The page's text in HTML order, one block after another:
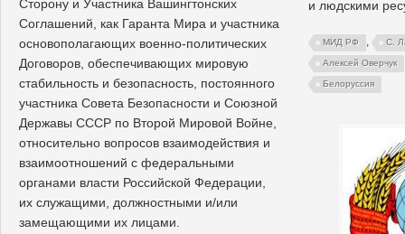
и людскими
МИД РФ , С.
Алексей Оверчук
Белоруссия
Сторону и Участника Вашингтонских
Соглашений, как Гаранта Мира и участника
основополагающих военно-политических
Договоров, обеспечивающих мировую
стабильность и безопасность, постоянного
участника Совета Безопасности и Союзной
Державы СССР по Второй Мировой Войне,
относительно вопросов взаимодействия и
взаимоотношений с федеральными
органами власти Российской Федерации,
их служащими, должностными и/или
замещающими их лицами.